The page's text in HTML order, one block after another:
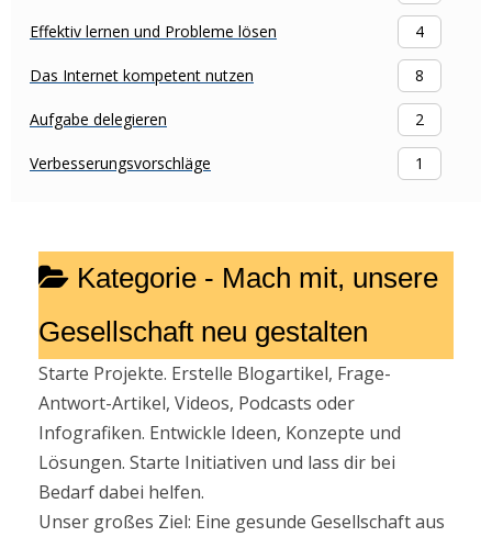
Effektiv lernen und Probleme lösen 4
Das Internet kompetent nutzen 8
Aufgabe delegieren 2
Verbesserungsvorschläge 1
Kategorie - Mach mit, unsere
Gesellschaft neu gestalten
Starte Projekte. Erstelle Blogartikel, Frage-
Antwort-Artikel, Videos, Podcasts oder
Infografiken. Entwickle Ideen, Konzepte und
Lösungen. Starte Initiativen und lass dir bei
Bedarf dabei helfen.
Unser großes Ziel: Eine gesunde Gesellschaft aus